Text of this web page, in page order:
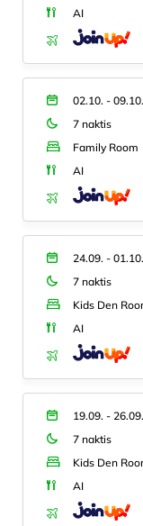
AI
02.10. -
7 naktis
Family Room
AI
24.09. -
7 naktis
Kids Den
AI
19.09. -
7 naktis
Kids Den
AI